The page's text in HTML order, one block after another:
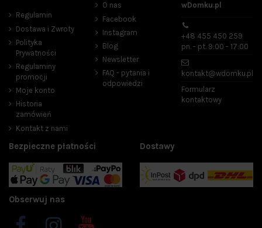
Zapach
cytrusowy
korzenny
kwiatowy
orientalny
7
słodki
2
świeży
5
Bestsellery
Regulamin
Dostawa i Zwroty
Polityka
Prywatności
Regulaminy
promocji
Moje konto
Historia
zamówień
Kontakt z nami
O nas
Facebook
Instagram
Blog
Newsletter
FAQ - pytania i
odpowiedzi
wDomku.pl
+48 455 450 259
pn. - pt. 9:00 - 17:00
kontakt@wdomku.pl
Formularz
kontaktowy
Bezpieczne płatności Dostawy
Obserwuj nas